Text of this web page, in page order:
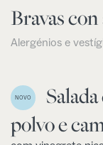
Bravas
Alergénios e
NOVO
polvo e